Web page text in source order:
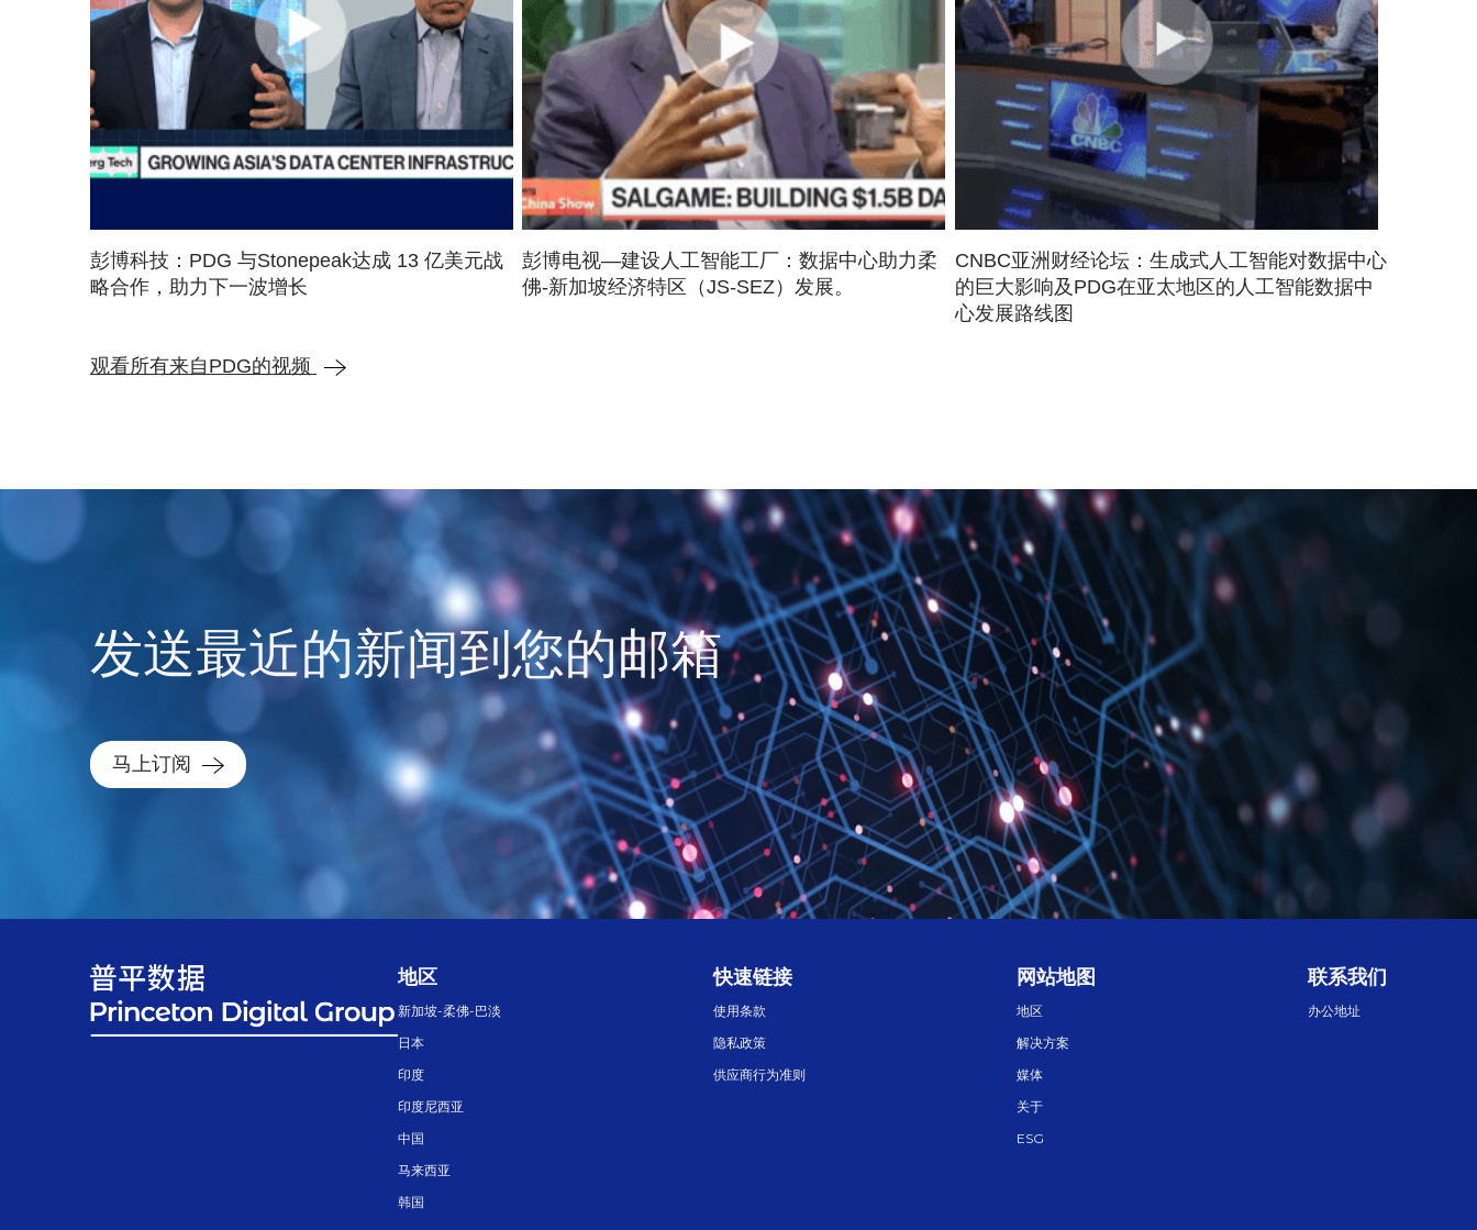
彭博科技：PDG 与Stonepeak达成 13 亿美元战
略合作，助力下一波增长
彭博电视—建设人工智能工厂：数据中心助力柔
佛-新加坡经济特区（JS-SEZ）发展。
CNBC亚洲财经论坛：生成式人工智能对数据中心
的巨大影响及PDG在亚太地区的人工智能数据中
心发展路线图
观看所有来自PDG的视频
发送最近的新闻到您的邮箱
马上订阅
地区
新加坡-柔佛-巴淡
日本
印度
印度尼西亚
中国
马来西亚
韩国
快速链接
使用条款
隐私政策
供应商行为准则
网站地图
地区
解决方案
媒体
关于
ESG
联系我们
办公地址